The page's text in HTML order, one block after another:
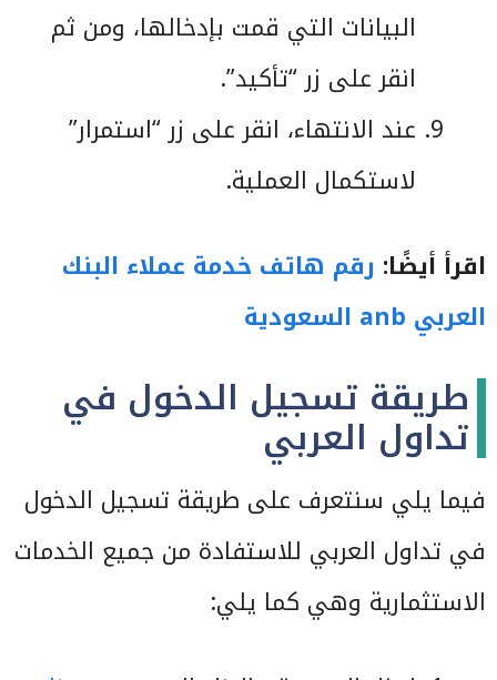
البيانات التي قمت بإدخالها، ومن ثم
انقر على زر “تأكيد”.
عند الانتهاء، انقر على زر “استمرار”
لاستكمال العملية.
اقرأ أيضًا: رقم هاتف خدمة عملاء البنك
العربي anb السعودية
طريقة تسجيل الدخول في
تداول العربي
فيما يلي سنتعرف على طريقة تسجيل الدخول
في تداول العربي للاستفادة من جميع الخدمات
الاستثمارية وهي كما يلي: